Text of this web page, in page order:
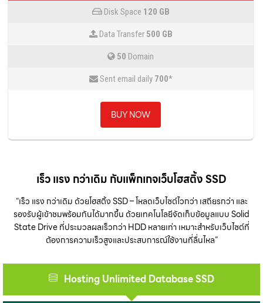
Disk Space 120 GB
Data Transfer 500 GB
50 Domain
Sent email daily 700*
BUY NOW
เร็ว แรง กว่าเดิม กับแพ็กเกจเว็บโฮสติ้ง SSD
“เร็ว แรง กว่าเดิม ด้วยโฮสติ้ง SSD – โหลดเว็บไซต์ไวกว่า เสถียรกว่า และ
รองรับผู้เข้าชมพร้อมกันได้มากขึ้น ด้วยเทคโนโลยีจัดเก็บข้อมูลแบบ Solid
State Drive ที่ประมวลผลเร็วกว่า HDD หลายเท่า เหมาะสำหรับเว็บไซต์ที่
ต้องการความเร็วสูงและประสบการณ์ใช้งานที่ลื่นไหล”
Hosting Unlimited Database SSD